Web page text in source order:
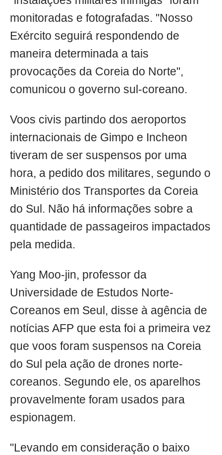
monitoradas e fotografadas. "Nosso
Exército seguirá respondendo de
maneira determinada a tais
provocações da Coreia do Norte",
comunicou o governo sul-coreano.
Voos civis partindo dos aeroportos
internacionais de Gimpo e Incheon
tiveram de ser suspensos por uma
hora, a pedido dos militares, segundo o
Ministério dos Transportes da Coreia
do Sul. Não há informações sobre a
quantidade de passageiros impactados
pela medida.
Yang Moo-jin, professor da
Universidade de Estudos Norte-
Coreanos em Seul, disse à agência de
notícias AFP que esta foi a primeira vez
que voos foram suspensos na Coreia
do Sul pela ação de drones norte-
coreanos. Segundo ele, os aparelhos
provavelmente foram usados para
espionagem.
"Levando em consideração o baixo